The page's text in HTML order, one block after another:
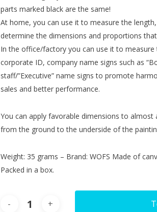
parts marked black are the same!
At home, you can use it to measure the
determine the dimensions and proportions
In the office/factory you can use it to
corporate ID, company name signs such as
staff/”Executive” name signs to promote
sales and better performance.
You can apply favorable dimensions to
from the ground to the underside of the
Weight: 35 grams – Brand: WOFS Made of
Packed in a box.